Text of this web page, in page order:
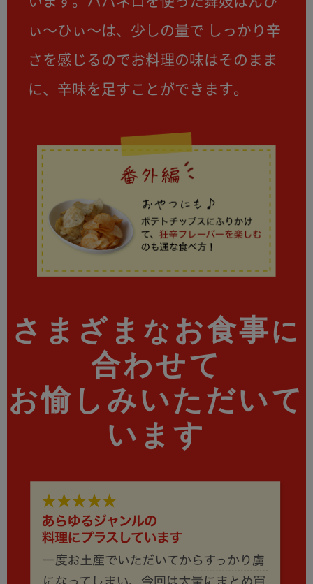
ぃ～ひぃ～は、少しの量で しっかり辛
さを感じるのでお料理の味はそのまま
に、辛味を足すことができます。
さまざま なお食事に
合わせて
お愉しみいただいて
います